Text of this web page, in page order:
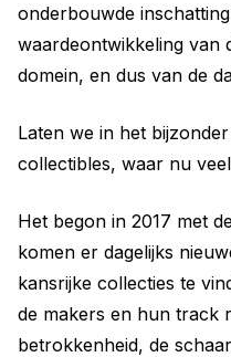
onderbouwde
waardeontwikkeling van
domein, en dus van de
Laten we in het
collectibles, waar nu
Het begon in 2017 met
komen er dagelijks
kansrijke collecties te
de makers en hun track
betrokkenheid, de